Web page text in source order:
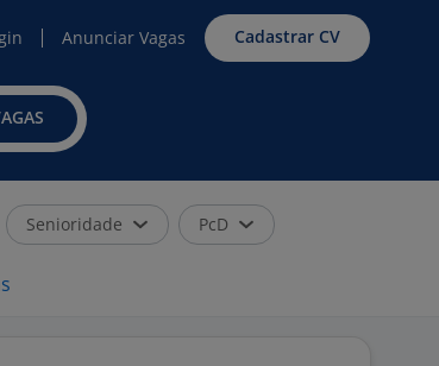
Anunciar Vagas Cadastrar CV
Senioridade PcD